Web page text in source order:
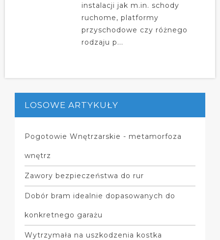
instalacji jak m.in. schody
ruchome, platformy
przyschodowe czy różnego
rodzaju p...
LOSOWE ARTYKUŁY
Pogotowie Wnętrzarskie - metamorfoza
wnętrz
Zawory bezpieczeństwa do rur
Dobór bram idealnie dopasowanych do
konkretnego garażu
Wytrzymała na uszkodzenia kostka